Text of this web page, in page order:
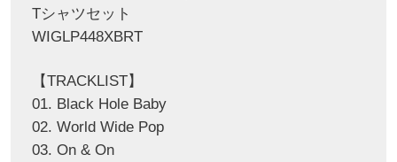
Tシャツセット
WIGLP448XBRT
【TRACKLIST】
01. Black Hole Baby
02. World Wide Pop
03. On & On